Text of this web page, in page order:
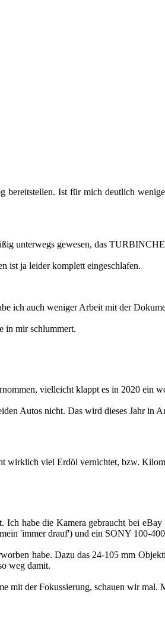
Ist für mich deut­lich
un­ter­wegs ge­we­sen, das
ist ja lei­der kom­plett ein­ge­schla­fen.
ich auch we­ni­ger Ar­beit mit der
in mir schlum­mert.
viel­leicht klappt es in 2020 ein
Autos nicht. Das wird die­ses Jahr in
viel Erdöl ver­nich­tet, bzw.
habe die Ka­me­ra ge­braucht bei
'immer drauf') und ein SONY 100-
habe. Dazu das 24-105 mm
weg damit.
mit der Fo­kus­sie­rung, schau­en wir mal.